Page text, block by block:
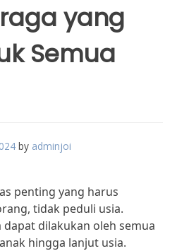
yang
Semua
by adminjoi
penting yang harus
tidak peduli usia.
dilakukan oleh semua
hingga lanjut usia.